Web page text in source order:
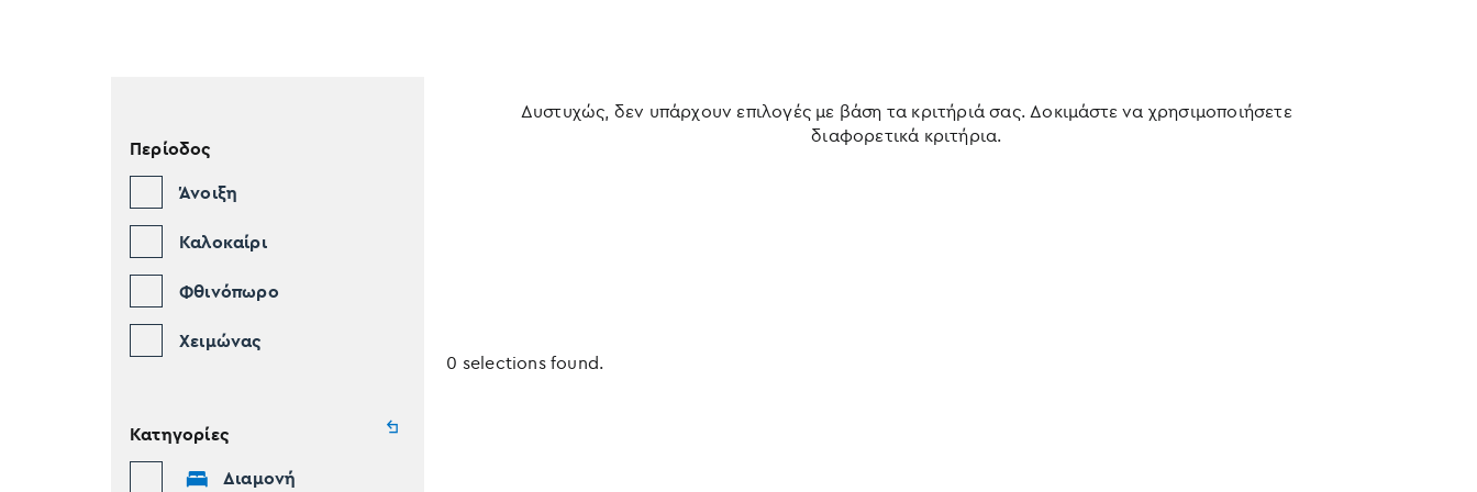
Περίοδος
Άνοιξη
Καλοκαίρι
Φθινόπωρο
Χειμώνας
Κατηγορίες
Διαμονή
Δυστυχώς, δεν υπάρχουν επιλογές με βάση τα κριτήριά σας. Δοκιμάστε να χρησιμοποιήσετε
διαφορετικά κριτήρια.
0 selections found.